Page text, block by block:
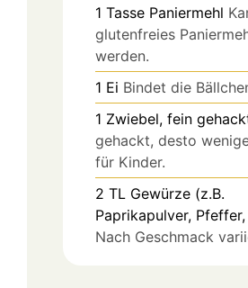
1 Tasse Paniermehl
glutenfreies
werden.
1 Ei Bindet die
1 Zwiebel, fein
gehackt, desto
für Kinder.
2 TL Gewürze (z.B.
Paprikapulver, Pfeffer,
Nach Geschmack